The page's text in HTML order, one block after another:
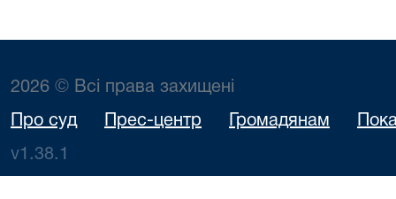
2026 © Всі права захищені
Про суд Прес-центр Громадянам
v1.38.1